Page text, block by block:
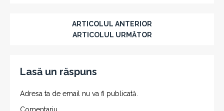
ARTICOLUL ANTERIOR
ARTICOLUL URMĂTOR
Lasă un răspuns
Adresa ta de email nu va fi publicată.